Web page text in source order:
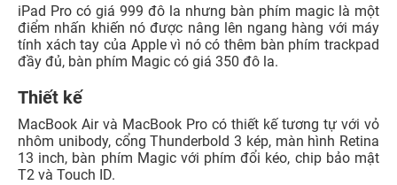
iPad Pro có giá 999 đô la nhưng bàn phím magic là một
điểm nhấn khiến nó được nâng lên ngang hàng với máy
tính xách tay của Apple vì nó có thêm bàn phím trackpad
đầy đủ, bàn phím Magic có giá 350 đô la.
Thiết kế
MacBook Air và MacBook Pro có thiết kế tương tự với vỏ
nhôm unibody, cổng Thunderbold 3 kép, màn hình Retina
13 inch, bàn phím Magic với phím đổi kéo, chip bảo mật
T2 và Touch ID.